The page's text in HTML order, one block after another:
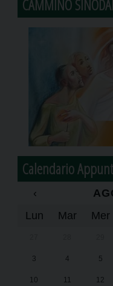
CAMMINO
Calendario
‹
Lun
Mar Mer
3 4 5
10 11 12